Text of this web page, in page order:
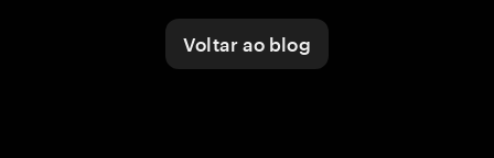
Voltar ao blog